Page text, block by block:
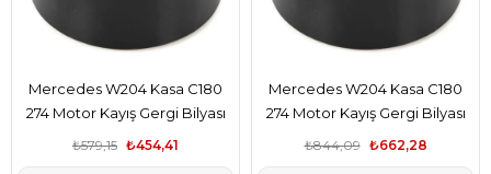
Mercedes W204 Kasa C180
274 Motor Kayış Gergi Bilyası
Aba Marka A2742020019
₺454,41
₺579,15
Mercedes W204 Kasa C180
274 Motor Kayış Gergi Bilyası
İna Marka A2742020019
₺662,28
₺844,09